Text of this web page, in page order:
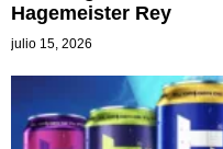
Hagemeister Rey
julio 15, 2026